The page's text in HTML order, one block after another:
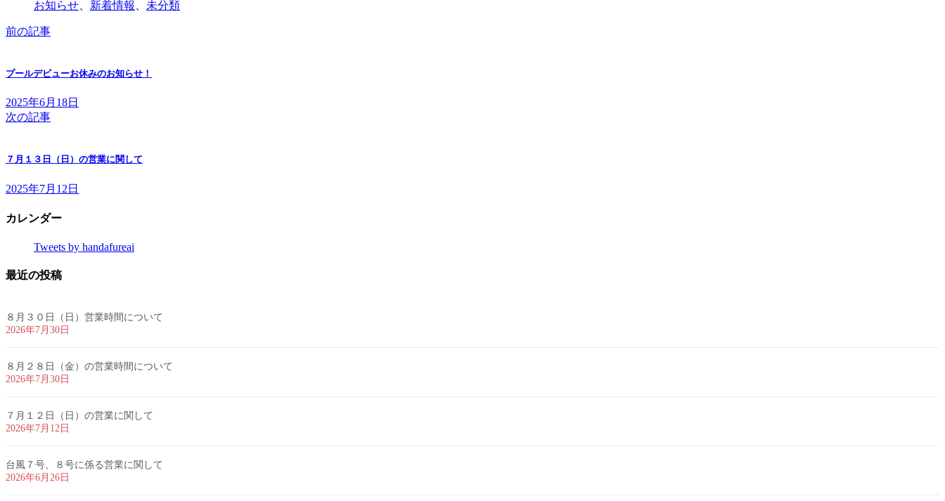
お知らせ
新着情報 未分類
前の記事
プールデビューお休みのお知らせ！
2025年6月18日
次の記事
７月１３日（日）の営業に関して
2025年7月12日
カレンダー
Tweets by handafureai
最近の投稿
８月３０日（日）営業時間について
2026年7月30日
８月２８日（金）の営業時間について
2026年7月30日
７月１２日（日）の営業に関して
2026年7月12日
台風７号、８号に係る営業に関して
2026年6月26日